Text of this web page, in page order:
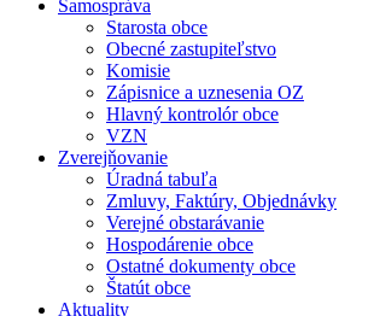
Samospráva
Starosta obce
Obecné zastupiteľstvo
Komisie
Zápisnice a uznesenia OZ
Hlavný kontrolór obce
VZN
Zverejňovanie
Úradná tabuľa
Zmluvy, Faktúry, Objednávky
Verejné obstarávanie
Hospodárenie obce
Ostatné dokumenty obce
Štatút obce
Aktuality